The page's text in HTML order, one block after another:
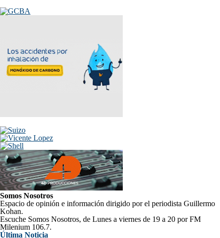
Somos Nosotros
Espacio de opinión e información dirigido por el periodista Guillermo
Kohan.
Escuche Somos Nosotros, de Lunes a viernes de 19 a 20 por FM
Milenium 106.7.
Última Noticia